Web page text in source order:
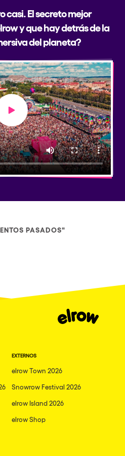
casi. El secreto mejor
y que hay detrás de la
del planeta?
Play video
PASADOS"
EXTERNOS
elrow Town 2026
Snowrow Festival 2026
elrow Island 2026
elrow Shop